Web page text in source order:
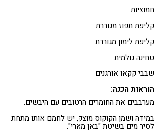
חמוציות
קליפת תפוז מגוררת
קליפת לימון מגוררת
טחינה גולמית
שבבי קקאו אורגנים
הוראות הכנה:
מערבבים את החומרים הרטובים עם היבשים.
במידה ושמן הקוקוס מוצק, יש לחמם אותו מתחת
לסיר מים בשיטת "באן מארי".